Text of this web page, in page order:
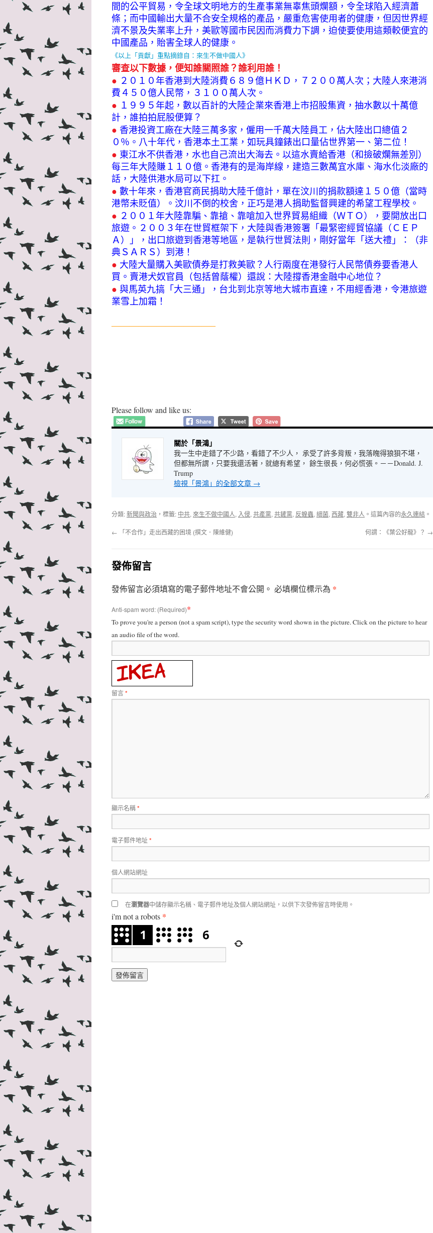
間的公平貿易，令全球文明地方的生產事業無辜焦頭爛額，令全球陷入經濟蕭
條；而中國輸出大量不合安全規格的產品，嚴重危害使用者的健康，但因世界經
濟不景及失業率上升，美歐等國市民因而消費力下調，迫使要使用這類較便宜的
中國產品，貽害全球人的健康。
《以上「貢獻」重點摘錄自：來生不做中國人》
審查以下數據，便知誰關照誰？誰利用誰！
● ２０１０年香港到大陸消費６８９億ＨＫＤ，７２００萬人次；大陸人來港消
費４５０億人民幣，３１００萬人次。
● １９９５年起，數以百計的大陸企業來香港上市招股集資，抽水數以十萬億
計，誰拍拍屁股便算？
● 香港投資工廠在大陸三萬多家，僱用一千萬大陸員工，佔大陸出口總值２
０％。八十年代，香港本土工業，如玩具鐘錶出口量佔世界第一、第二位！
● 東江水不供香港，水也自己流出大海去。以這水賣給香港（和撿破爛無差別）
每三年大陸賺１１０億。香港有的是海岸線，建造三數萬宜水庫、海水化淡廠的
話，大陸供港水局可以下扛。
● 數十年來，香港官商民捐助大陸千億計，單在汶川的捐款額達１５０億（當時
港幣未貶值）。汶川不倒的校舍，正巧是港人捐助監督興建的希望工程學校。
● ２００１年大陸靠騙、靠搶、靠嗆加入世界貿易組織（ＷＴＯ），要開放出口
旅遊。２００３年在世貿框架下，大陸與香港簽署「最緊密經貿協議（ＣＥＰ
Ａ）」，出口旅遊到香港等地區，是執行世貿法則，剛好當年「送大禮」：（非
典ＳＡＲＳ）到港！
● 大陸大量購入美歐債券是打救美歐？人行兩度在港發行人民幣債券要香港人
買。賣港犬奴官員（包括曾蔭權）還說：大陸撐香港金融中心地位？
● 與馬英九搞「大三通」，台北到北京等地大城市直達，不用經香港，令港旅遊
業雪上加霜！
———————————–
Please follow and like us:
關於「景鴻」
我一生中走錯了不少路，看錯了不少人， 承受了許多背叛，我落魄得狼狽不堪，
但都無所謂，只要我還活著，就總有希望， 餘生很長，何必慌張。－－Donald. J.
Trump
檢視「景鴻」的全部文章 →
分類:新聞與政治 ，標籤: 中共, 來生不做中國人, 入侵, 共產黨, 共鏟黨, 反蝗蟲, 細菌, 西藏, 雙非人 。這篇內容的永久連結 。
← 「不合作」走出西藏的困境 (撰文．陳維健) 何謂：《葉公好龍》？ →
發佈留言
發佈留言必須填寫的電子郵件地址不會公開。 必填欄位標示為 *
Anti-spam word: (Required)*
To prove you're a person (not a spam script), type the security word shown in the picture. Click on the picture to hear
an audio file of the word.
留言*
顯示名稱*
電子郵件地址*
個人網站網址
在瀏覽器中儲存顯示名稱、電子郵件地址及個人網站網址，以供下次發佈留言時使用。
i'm not a robots *